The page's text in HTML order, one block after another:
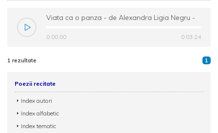
Viata ca o panza - de Alexandra Ligia Negru -
0:00:00 0:03:24
1 rezultate 1
Poezii recitate
Index autori
Index alfabetic
Index tematic